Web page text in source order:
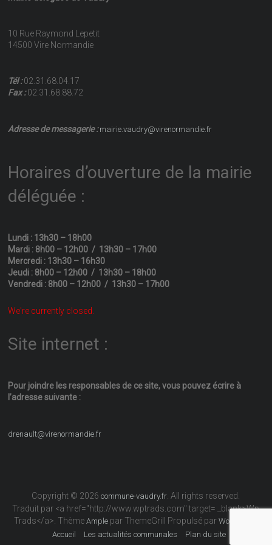
10 Rue Raymond Lepetit
14500 Vire Normandie
Tél :02.31.68.04.17
Fax :02.31.68.88.72
Adresse de messagerie :mairie.vaudry@virenormandie.fr
Horaires d’ouverture de la mairie
déléguée :
Lundi : 13h30 – 18h00
Mardi : 8h00 – 12h00 / 13h30 – 17h00
Mercredi : 13h30 – 16h30
Jeudi : 8h00 – 12h00 / 13h30 – 18h00
Vendredi : 8h00 – 12h00 / 13h30 – 17h00
We're currently closed.
Site internet :
Pour joindre les responsables de ce site, vous pouvez écrire à
l’adresse suivante :
drenault@virenormandie.fr
Copyright © 2026commune-vaudry.fr . All rights reserved.
Traduit par <a href="http://www.wptrads.com" target= _blank>Wp
Trads</a>. ThèmeAmple par ThemeGrill Propulsé parWordPress
Accueil
Les actualités communales Plan du site